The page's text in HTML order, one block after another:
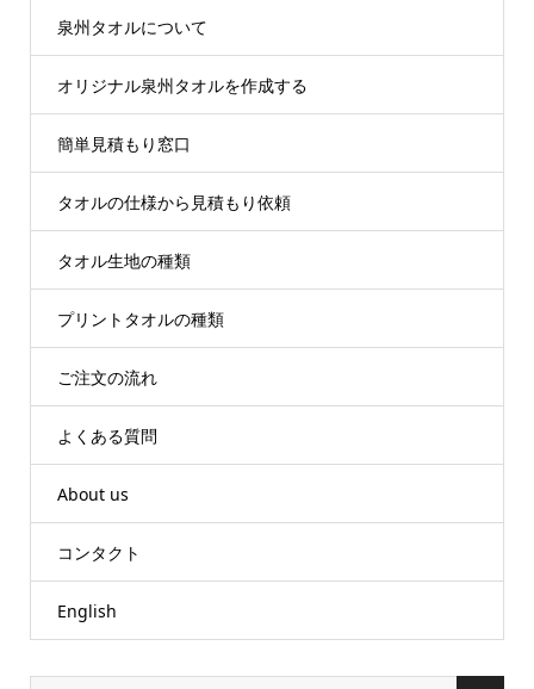
泉州タオルについて
オリジナル泉州タオルを作成する
簡単見積もり窓口
タオルの仕様から見積もり依頼
タオル生地の種類
プリントタオルの種類
ご注文の流れ
よくある質問
About us
コンタクト
English